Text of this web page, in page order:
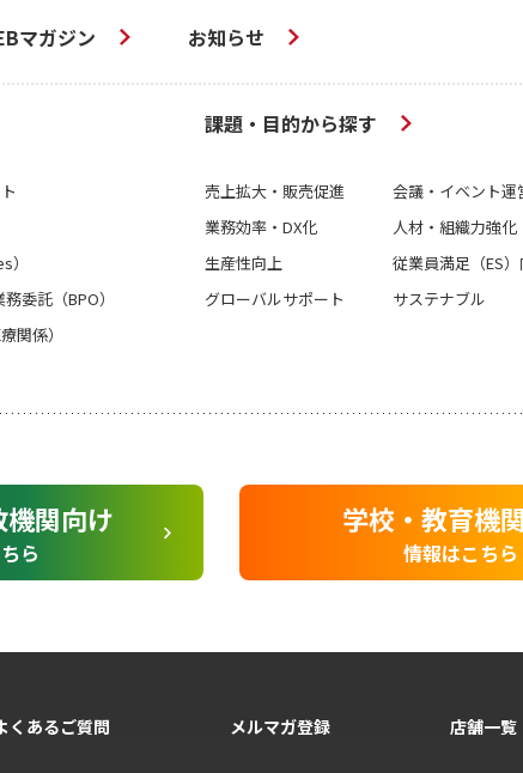
マガジン お知らせ
委託（BPO）
関係）
課題・目的から探す
売上拡大・販売促進
業務効率・DX化
生産性向上
グローバルサポート
会議・イベント運
人材・組織力強化
従業員満足（ES
サステナブル
機関向け
ら
学校・教育機
情報はこちら
くあるご質問 メルマガ登録 店舗一覧